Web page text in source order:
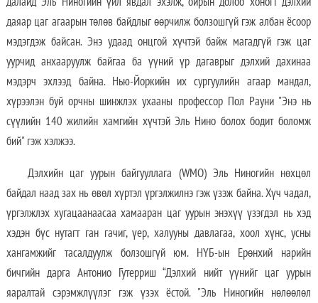
даяар цаг агаарын төлөв байдлыг өөрчилж болзошгүй гэж албан ёсоор
мэдэгдэж байсан. Энэ удаад онцгой хүчтэй байж магадгүй гэж цаг
уурчид анхааруулж байгаа ба үүний үр дагаврыг дэлхий дахинаа
мэдэрч эхлээд байна. Нью-Йоркийн их сургуулийн агаар мандал,
хүрээлэн буй орчны шинжлэх ухааны профессор Пол Рауни "Энэ нь
сүүлийн 140 жилийн хамгийн хүчтэй Эль Нино болох бодит боломж
бий" гэж хэлжээ.
Дэлхийн цаг уурын байгууллага (WMO) Эль Ниногийн нөхцөл
байдал наад зах нь өвөл хүртэл үргэлжилнэ гэж үзэж байна. Хүч чадал,
үргэлжлэх хугацаанаасаа хамааран цаг уурын энэхүү үзэгдэл нь хэд
хэдэн бүс нутагт ган гачиг, үер, халууны давлагаа, хоол хүнс, усны
хангамжийг тасалдуулж болзошгүй юм. НҮБ-ын Ерөнхий нарийн
бичгийн дарга Антонио Гутерриш “Дэлхий нийт үүнийг цаг уурын
яаралтай сэрэмжлүүлэг гэж үзэх ёстой. "Эль Ниногийн нөлөөлөл